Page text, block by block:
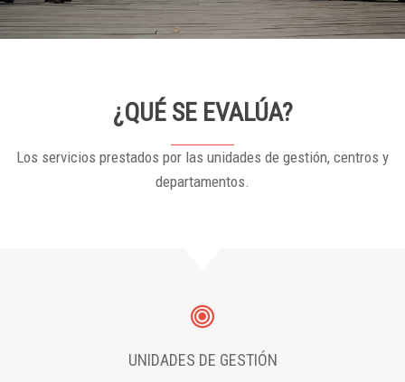
¿QUÉ SE EVALÚA?
Los servicios prestados por las unidades de gestión, centros y
departamentos.
UNIDADES DE GESTIÓN